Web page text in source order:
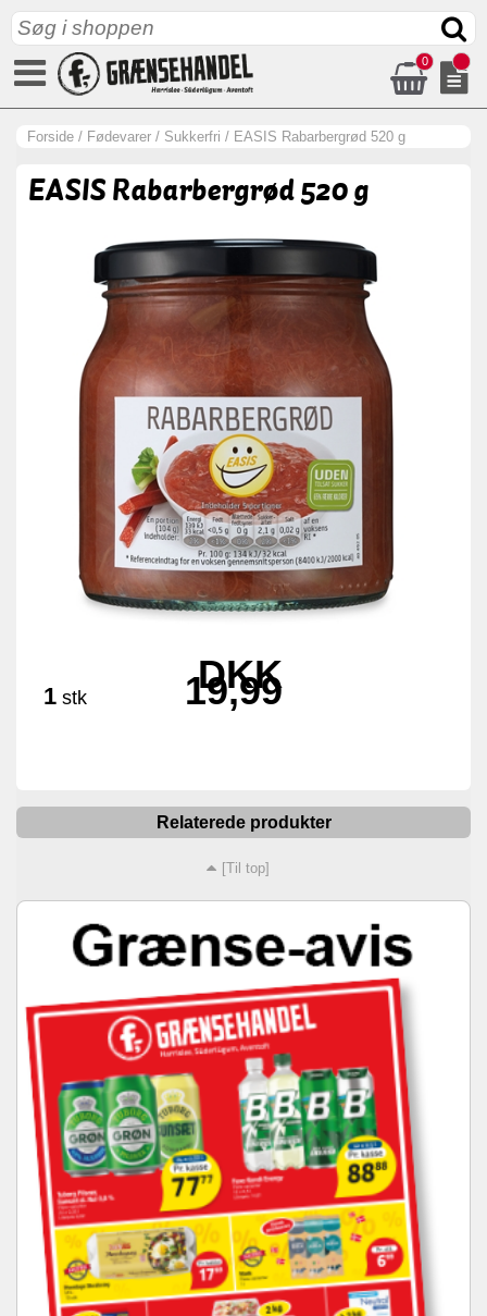
0
Forside / Fødevarer / Sukkerfri / EASIS Rabarbergrød 520 g
EASIS Rabarbergrød 520 g
1 stk
DKK
19,99
Relaterede produkter
[Til top]